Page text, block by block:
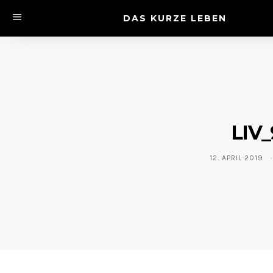
DAS KURZE LEBEN
12. APRIL 2019